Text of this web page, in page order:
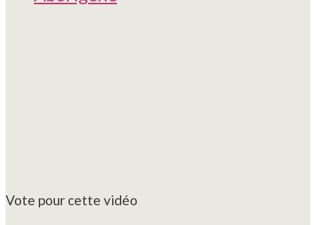
Vote pour cette vidéo